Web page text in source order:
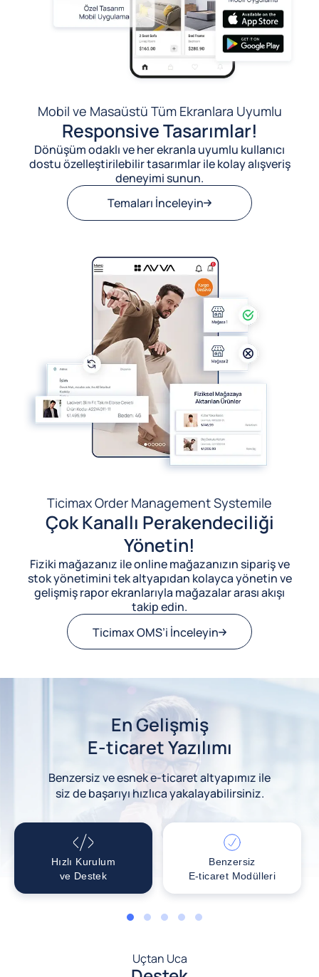
Mobil ve Masaüstü Tüm Ekranlara Uyumlu
Responsive Tasarımlar!
Dönüşüm odaklı ve her ekranla uyumlu kullanıcı
dostu özelleştirilebilir tasarımlar ile kolay alışveriş
deneyimi sunun.
Temaları İnceleyin
Ticimax Order Management Systemile
Çok Kanallı Perakendeciliği
Yönetin!
Fiziki mağazanız ile online mağazanızın sipariş ve
stok yönetimini tek altyapıdan kolayca yönetin ve
gelişmiş rapor ekranlarıyla mağazalar arası akışı
takip edin.
Ticimax OMS’i İnceleyin
En Gelişmiş
E-ticaret Yazılımı
Benzersiz ve esnek e-ticaret altyapımız ile
siz de başarıyı hızlıca yakalayabilirsiniz.
Hızlı Kurulum
ve Destek
Benzersiz
E-ticaret Modülleri
1 2 3 4 5
Uçtan Uca